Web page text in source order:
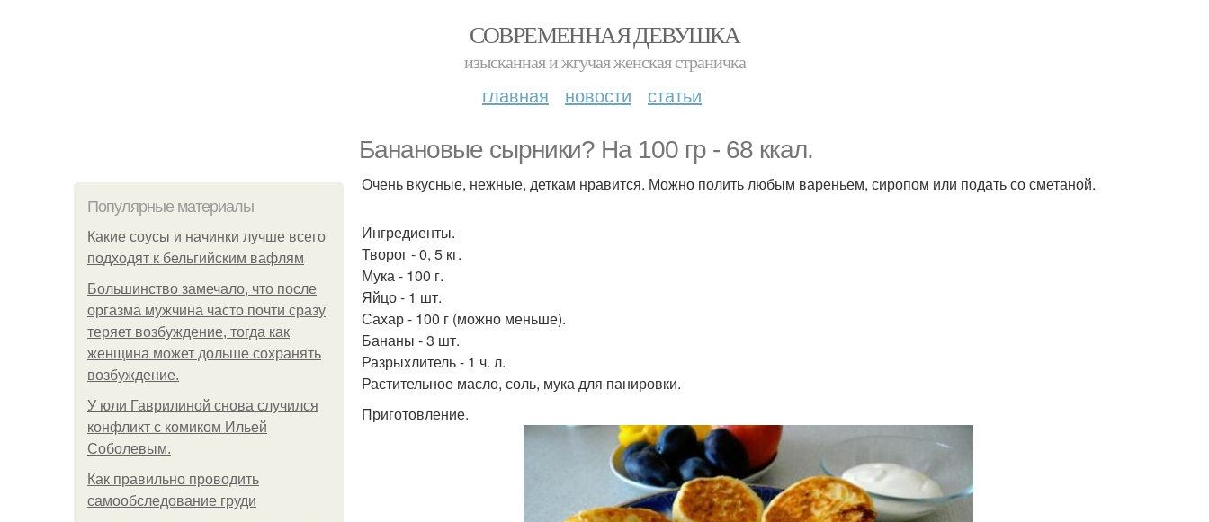
СОВРЕМЕННАЯ ДЕВУШКА
изысканная и жгучая женская страничка
главная новости статьи
Банановые сырники? На 100 гр - 68 ккал.
Популярные материалы
Какие соусы и начинки лучше всего
подходят к бельгийским вафлям
Большинство замечало, что после
оргазма мужчина часто почти сразу
теряет возбуждение, тогда как
женщина может дольше сохранять
возбуждение.
У юли Гаврилиной снова случился
конфликт с комиком Ильей
Соболевым.
Как правильно проводить
самообследование груди
Очень вкусные, нежные, деткам нравится. Можно полить любым вареньем, сиропом или подать со сметаной.
Ингредиенты.
Творог - 0, 5 кг.
Мука - 100 г.
Яйцо - 1 шт.
Сахар - 100 г (можно меньше).
Бананы - 3 шт.
Разрыхлитель - 1 ч. л.
Растительное масло, соль, мука для панировки.
Приготовление.